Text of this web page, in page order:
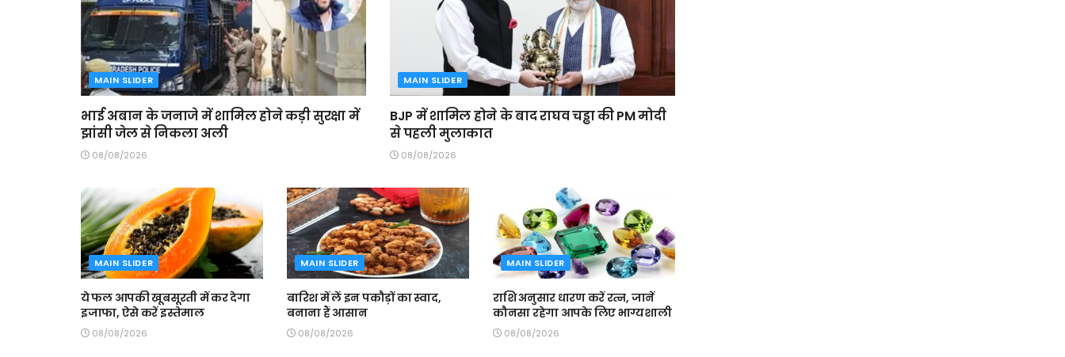
MAIN SLIDER
भाई अबान के जनाजे में शामिल होने कड़ी सुरक्षा में
झांसी जेल से निकला अली
08/08/2026
MAIN SLIDER
BJP में शामिल होने के बाद राघव चड्ढा की PM मोदी
से पहली मुलाकात
08/08/2026
MAIN SLIDER
ये फल आपकी खूबसूरती में कर देगा
इजाफा, ऐसे करें इस्तेमाल
08/08/2026
MAIN SLIDER
बारिश में लें इन पकौड़ों का स्वाद,
बनाना हैं आसान
08/08/2026
MAIN SLIDER
राशि अनुसार धारण करें रत्न, जानें
कौनसा रहेगा आपके लिए भाग्यशाली
08/08/2026